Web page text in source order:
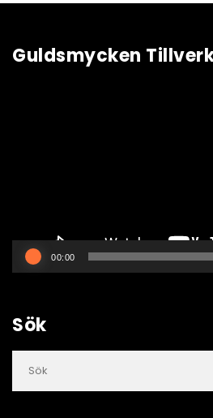
Guldsmycken
00:00
Sök